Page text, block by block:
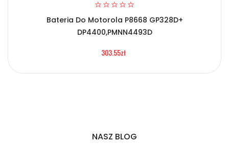
Certyfikaty bezpieczeństwa i zgodności
2.Numer produktu baterii
Bateria Do Motorola P8668 GP328D+
DP4400,PMNN4493D
303.55zł
NASZ BLOG